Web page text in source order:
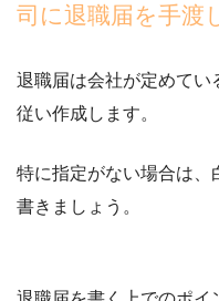
司に退職届を手渡
退職届は会社が定めてい
従い作成します。
特に指定がない場合は、
書きましょう。